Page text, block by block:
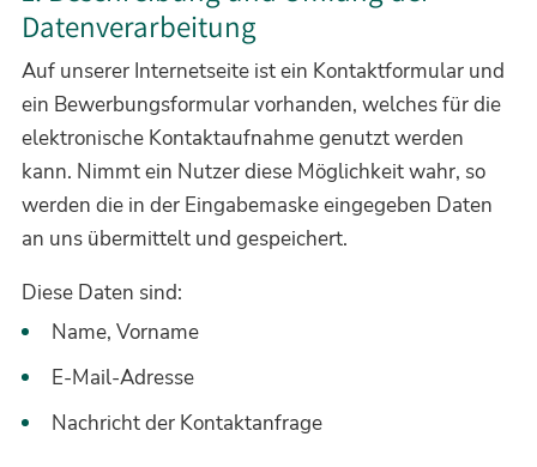
Datenverarbeitung
Auf unserer Internetseite ist ein Kontaktformular und
ein Bewerbungsformular vorhanden, welches für die
elektronische Kontaktaufnahme genutzt werden
kann. Nimmt ein Nutzer diese Möglichkeit wahr, so
werden die in der Eingabemaske eingegeben Daten
an uns übermittelt und gespeichert.
Diese Daten sind:
Name, Vorname
E-Mail-Adresse
Nachricht der Kontaktanfrage